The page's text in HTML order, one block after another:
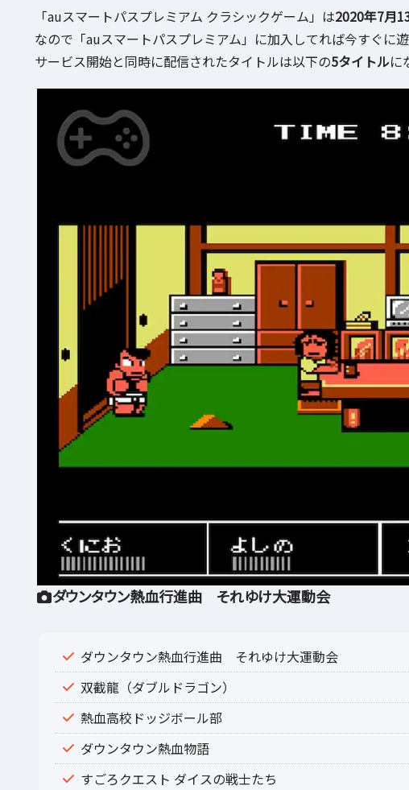
「auスマートパスプレミアム クラシックゲーム」は2020年7月
なので「auスマートパスプレミアム」に加入してれば今すぐに
サービス開始と同時に配信されたタイトルは以下の5タイトルに
ダウンタウン熱血行進曲 それゆけ大運動会
ダウンタウン熱血行進曲 それゆけ大運動会
双截龍（ダブルドラゴン）
熱血高校ドッジボール部
ダウンタウン熱血物語
すごろクエスト ダイスの戦士たち